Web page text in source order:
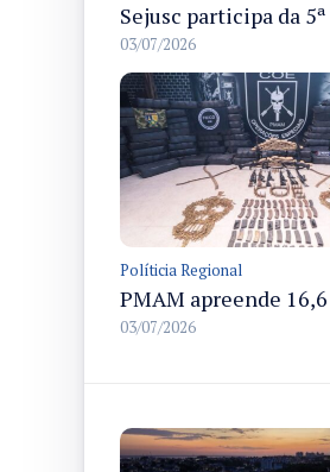
03/07/2026
Políticia Regional
03/07/2026